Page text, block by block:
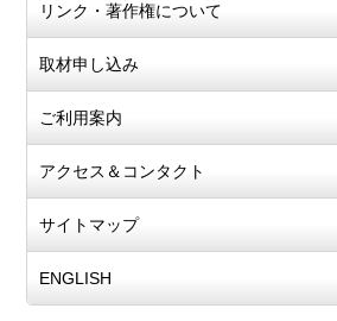
リンク・著作権について
取材申し込み
ご利用案内
アクセス＆コンタクト
サイトマップ
ENGLISH